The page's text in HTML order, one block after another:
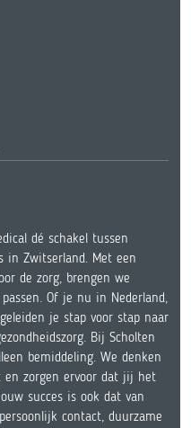
dé schakel tussen
in Zwitserland. Met een
de zorg, brengen we
Of je nu in Nederland,
je stap voor stap naar
Bij Scholten
bemiddeling. We denken
en zorgen ervoor dat jij het
succes is ook dat van
contact, duurzame